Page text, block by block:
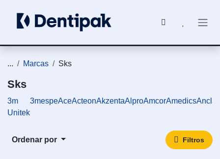
... Marcas Sks
Sks
3m
Unitek
3mespeAceActeonAkzentaAlproAmcorAmedics
Ordenar por Filtros